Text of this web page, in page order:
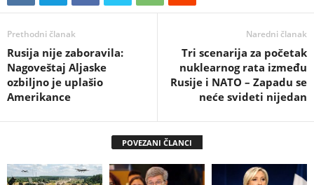
Prethodni članak
Rusija nije zaboravila:
Nagoveštaj Aljaske
ozbiljno je uplašio
Amerikance
Naredni članak
Tri scenarija za početak
nuklearnog rata između
Rusije i NATO – Zapadu se
neće svideti nijedan
POVEZANI ČLANCI